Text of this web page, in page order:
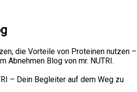
die Vorteile von Proteinen nutzen –
Abnehmen Blog von mr. NUTRI.
– Dein Begleiter auf dem Weg zu